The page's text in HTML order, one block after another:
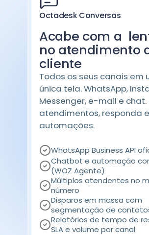
Octadesk Conversas
Acabe com a
no atendimento
cliente
Todos os seus canais em
única tela. WhatsApp,
Messenger, e-mail e chat.
atendimentos, responda
automações.
WhatsApp Business API
Chatbot e automação
(WOZ Agente)
Múltiplos atendentes no
número
Disparos em massa com
segmentação de
Relatórios de tempo de
SLA e volume por canal